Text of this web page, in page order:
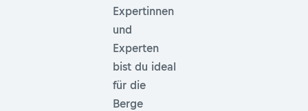
Expertinnen
und
Experten
bist du ideal
für die
Berge